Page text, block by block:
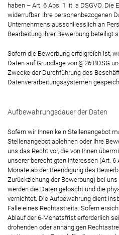
haben – Art. 6 Abs. 1 lit. a DSGVO. Die
widerrufbar. Ihre personenbezogenen
Unternehmens ausschliesslich an
Bearbeitung Ihrer Bewerbung beteiligt
Sofern die Bewerbung erfolgreich ist,
Daten auf Grundlage von § 26 BDSG
Zwecke der Durchführung des
Datenverarbeitungssystemen
Aufbewahrungsdauer der Daten
Sofern wir Ihnen kein Stellenangebot
Stellenangebot ablehnen oder Ihre
uns das Recht vor, die von Ihnen
unserer berechtigten Interessen (Art. 6
Monate ab der Beendigung des
Zurückziehung der Bewerbung) bei
werden die Daten gelöscht und die
vernichtet. Die Aufbewahrung dient
Falle eines Rechtsstreits. Sofern
Ablauf der 6-Monatsfrist erforderlich
drohenden oder anhängigen